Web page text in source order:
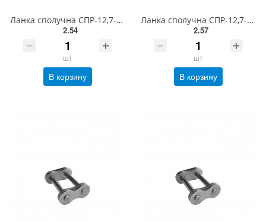
Ланка сполучна СПР-12,7-900-2 (ISO 081-1 CL)
2.54
шт
В корзину
Ланка сполучна СПР-12,7-1820-2 (ISO 08B-1 CL)
2.57
шт
В корзину